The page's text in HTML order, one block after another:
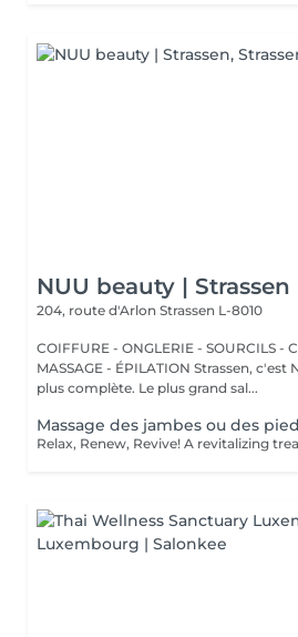
NUU beauty | Strassen
204, route d'Arlon Strassen L-8010
COIFFURE - ONGLERIE - SOURCILS -
MASSAGE - ÉPILATION Strassen, c'est NUU dans sa version la
plus complète. Le plus grand sal...
Massage des jambes ou des